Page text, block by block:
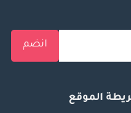
انضم
الموقع